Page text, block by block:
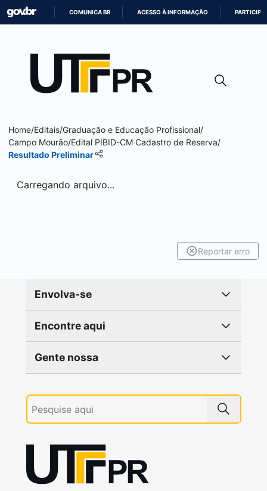
CONTEÚDO
COMUNICA BR ACESSO À INFORMAÇÃO PARTICIPE
Home/Editais/Graduação e Educação Profissional/
Campo Mourão/Edital PIBID-CM Cadastro de Reserva/
Resultado Preliminar
Carregando arquivo...
Reportar erro
Envolva-se
Encontre aqui
Gente nossa